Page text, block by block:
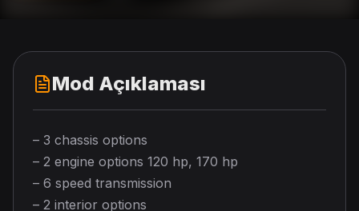
Mod Açıklaması
– 3 chassis options
– 2 engine options 120 hp, 170 hp
– 6 speed transmission
– 2 interior options